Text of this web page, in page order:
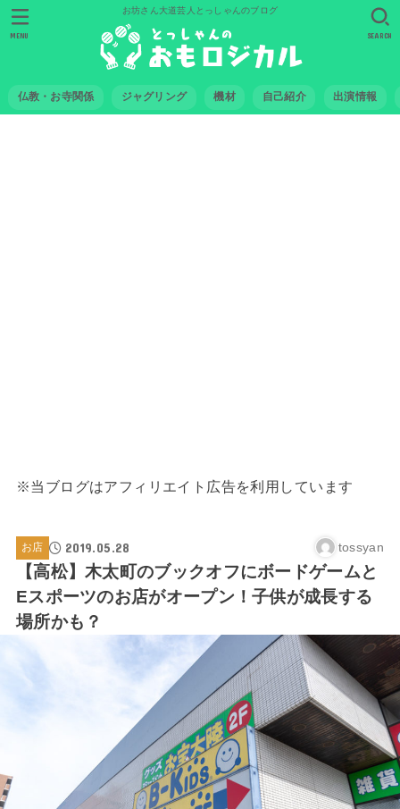
お坊さん大道芸人とっしゃんのブログ
仏教・お寺関係 ジャグリング 機材 自己紹介 出演情報
SEARCH
MENU
※当ブログはアフィリエイト広告を利用しています
お店 2019.05.28 tossyan
【高松】木太町のブックオフにボードゲームと
Eスポーツのお店がオープン！子供が成長する
場所かも？